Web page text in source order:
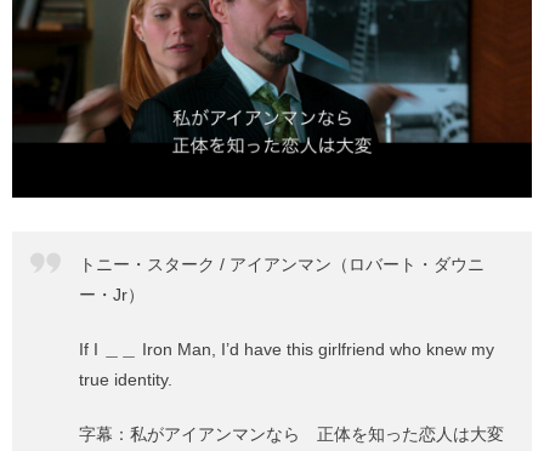
トニー・スターク / アイアンマン（ロバート・ダウニ
ー・Jr）
If I ＿＿ Iron Man, I’d have this girlfriend who knew my
true identity.
字幕：私がアイアンマンなら 正体を知った恋人は大変